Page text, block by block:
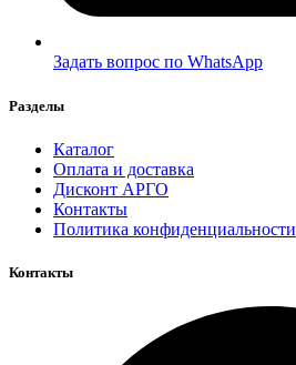
Задать вопрос по WhatsApp
Разделы
Каталог
Оплата и доставка
Дисконт АРГО
Контакты
Политика конфиденциальности
Контакты